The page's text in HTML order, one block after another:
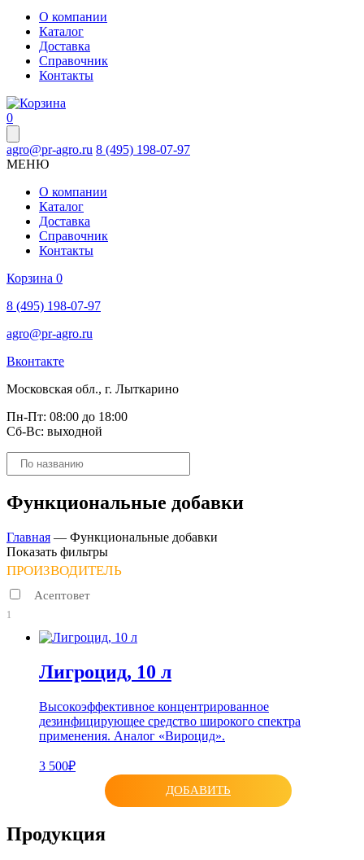
О компании
Каталог
Доставка
Справочник
Контакты
0
agro@pr-agro.ru 8 (495) 198-07-97
МЕНЮ
О компании
Каталог
Доставка
Справочник
Контакты
Корзина 0
8 (495) 198-07-97
agro@pr-agro.ru
Вконтакте
Московская обл., г. Лыткарино
Пн-Пт: 08:00 до 18:00
Сб-Вс: выходной
Поиск
товаров
Функциональные добавки
Главная — Функциональные добавки
Показать фильтры
ПРОИЗВОДИТЕЛЬ
Асептовет
1
Лигроцид, 10 л
Высокоэффективное концентрированное
дезинфицирующее средство широкого спектра
применения. Аналог «Вироцид».
3 500₽
ДОБАВИТЬ
Продукция